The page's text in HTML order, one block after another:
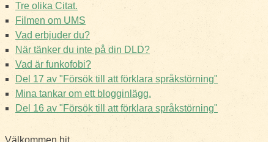
Tre olika Citat.
Filmen om UMS
Vad erbjuder du?
När tänker du inte på din DLD?
Vad är funkofobi?
Del 17 av "Försök till att förklara språkstörning"
Mina tankar om ett blogginlägg.
Del 16 av "Försök till att förklara språkstörning"
Välkommen hit